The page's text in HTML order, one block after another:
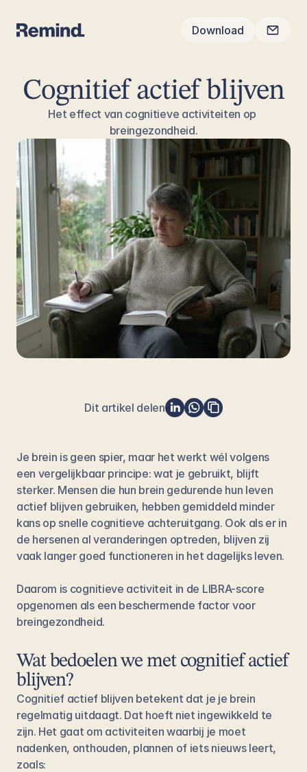
Download
Cognitief actief blijven
Het effect van cognitieve activiteiten op
breingezondheid.
Dit artikel delen
Je brein is geen spier, maar het werkt wél volgens
een vergelijkbaar principe: wat je gebruikt, blijft
sterker. Mensen die hun brein gedurende hun leven
actief blijven gebruiken, hebben gemiddeld minder
kans op snelle cognitieve achteruitgang. Ook als er in
de hersenen al veranderingen optreden, blijven zij
vaak langer goed functioneren in het dagelijks leven.
Daarom is cognitieve activiteit in de LIBRA-score
opgenomen als een beschermende factor voor
breingezondheid.
Wat bedoelen we met cognitief actief
blijven?
Cognitief actief blijven betekent dat je je brein
regelmatig uitdaagt. Dat hoeft niet ingewikkeld te
zijn. Het gaat om activiteiten waarbij je moet
nadenken, onthouden, plannen of iets nieuws leert,
zoals: